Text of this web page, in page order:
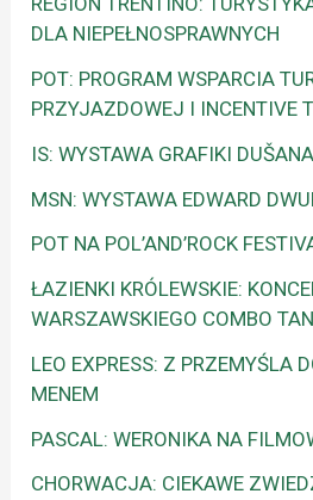
DLA NIEPEŁNOSPRAWNYCH
POT: PROGRAM WSPARCIA
PRZYJAZDOWEJ I INCENTIVE
IS: WYSTAWA GRAFIKI
MSN: WYSTAWA EDWARD
POT NA POL’AND’ROCK
ŁAZIENKI KRÓLEWSKIE:
WARSZAWSKIEGO COMBO
LEO EXPRESS: Z PRZEMYŚLA
MENEM
PASCAL: WERONIKA NA
CHORWACJA: CIEKAWE